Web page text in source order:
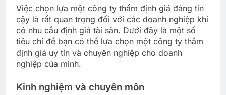
Việc chọn lựa một công ty thẩm định giá đáng tin
cậy là rất quan trọng đối với các doanh nghiệp khi
có nhu cầu định giá tài sản. Dưới đây là một số
tiêu chí để bạn có thể lựa chọn một công ty thẩm
định giá uy tín và chuyên nghiệp cho doanh
nghiệp của mình.
Kinh nghiệm và chuyên môn